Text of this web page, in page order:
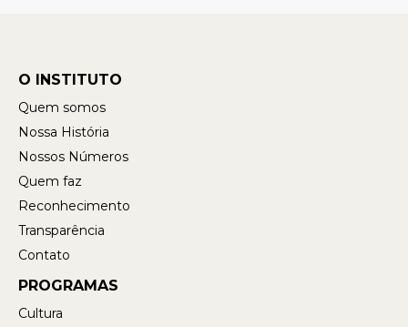
O INSTITUTO
Quem somos
Nossa História
Nossos Números
Quem faz
Reconhecimento
Transparência
Contato
PROGRAMAS
Cultura